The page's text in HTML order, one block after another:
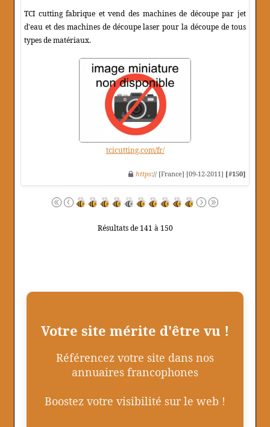
TCI cutting fabrique et vend des machines de découpe par jet
d'eau et des machines de découpe laser pour la découpe de tous
types de matériaux.
tcicutting.com/fr/
https:// [France] [09-12-2011] [#150]
Résultats de 141 à 150
Votre site mérite d'être vu !
Référencez votre site dans nos
annuaires francophones
Boostez votre visibilité sur le web !